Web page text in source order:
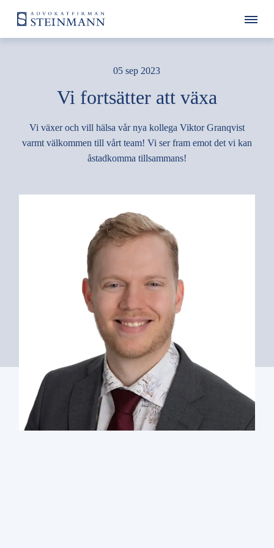
05 sep 2023
Vi fortsätter att växa
Vi växer och vill hälsa vår nya kollega Viktor Granqvist
varmt välkommen till vårt team! Vi ser fram emot det vi kan
åstadkomma tillsammans!